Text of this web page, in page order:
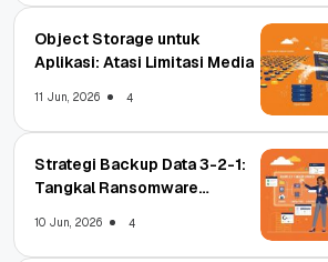
Object Storage untuk
Aplikasi: Atasi Limitasi Media
11 Jun, 2026 4
Strategi Backup Data 3-2-1:
Tangkal Ransomware
10 Jun, 2026 4